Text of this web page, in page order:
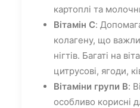
картоплі та
Вітамін C:
колагену, що
нігтів. Багаті на
цитрусові, ягоди,
Вітаміни групи B:
особливо корисні